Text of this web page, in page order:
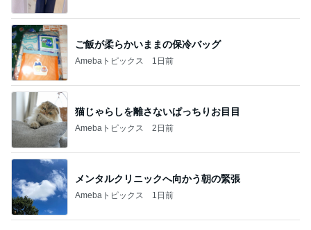
ご飯が柔らかいままの保冷バッグ
Amebaトピックス 1日前
猫じゃらしを離さないぱっちりお目目
Amebaトピックス 2日前
メンタルクリニックへ向かう朝の緊張
Amebaトピックス 1日前